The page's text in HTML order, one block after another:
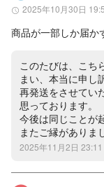
2025年10月30日
商品が一部しか届か
このたびは、こち
まい、本当に申し
再発送をさせてい
思っております。
今後は同じことが
またご縁がありま
2025年11月2日 23:11